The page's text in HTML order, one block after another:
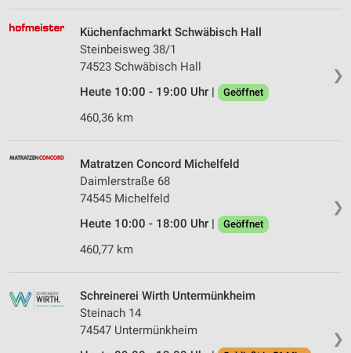
❯
Küchenfachmarkt Schwäbisch Hall
Steinbeisweg 38/1
74523 Schwäbisch Hall
Heute 10:00 - 19:00 Uhr |
Geöffnet
460,36 km
❯
Matratzen Concord Michelfeld
Daimlerstraße 68
74545 Michelfeld
Heute 10:00 - 18:00 Uhr |
Geöffnet
460,77 km
❯
Schreinerei Wirth Untermünkheim
Steinach 14
74547 Untermünkheim